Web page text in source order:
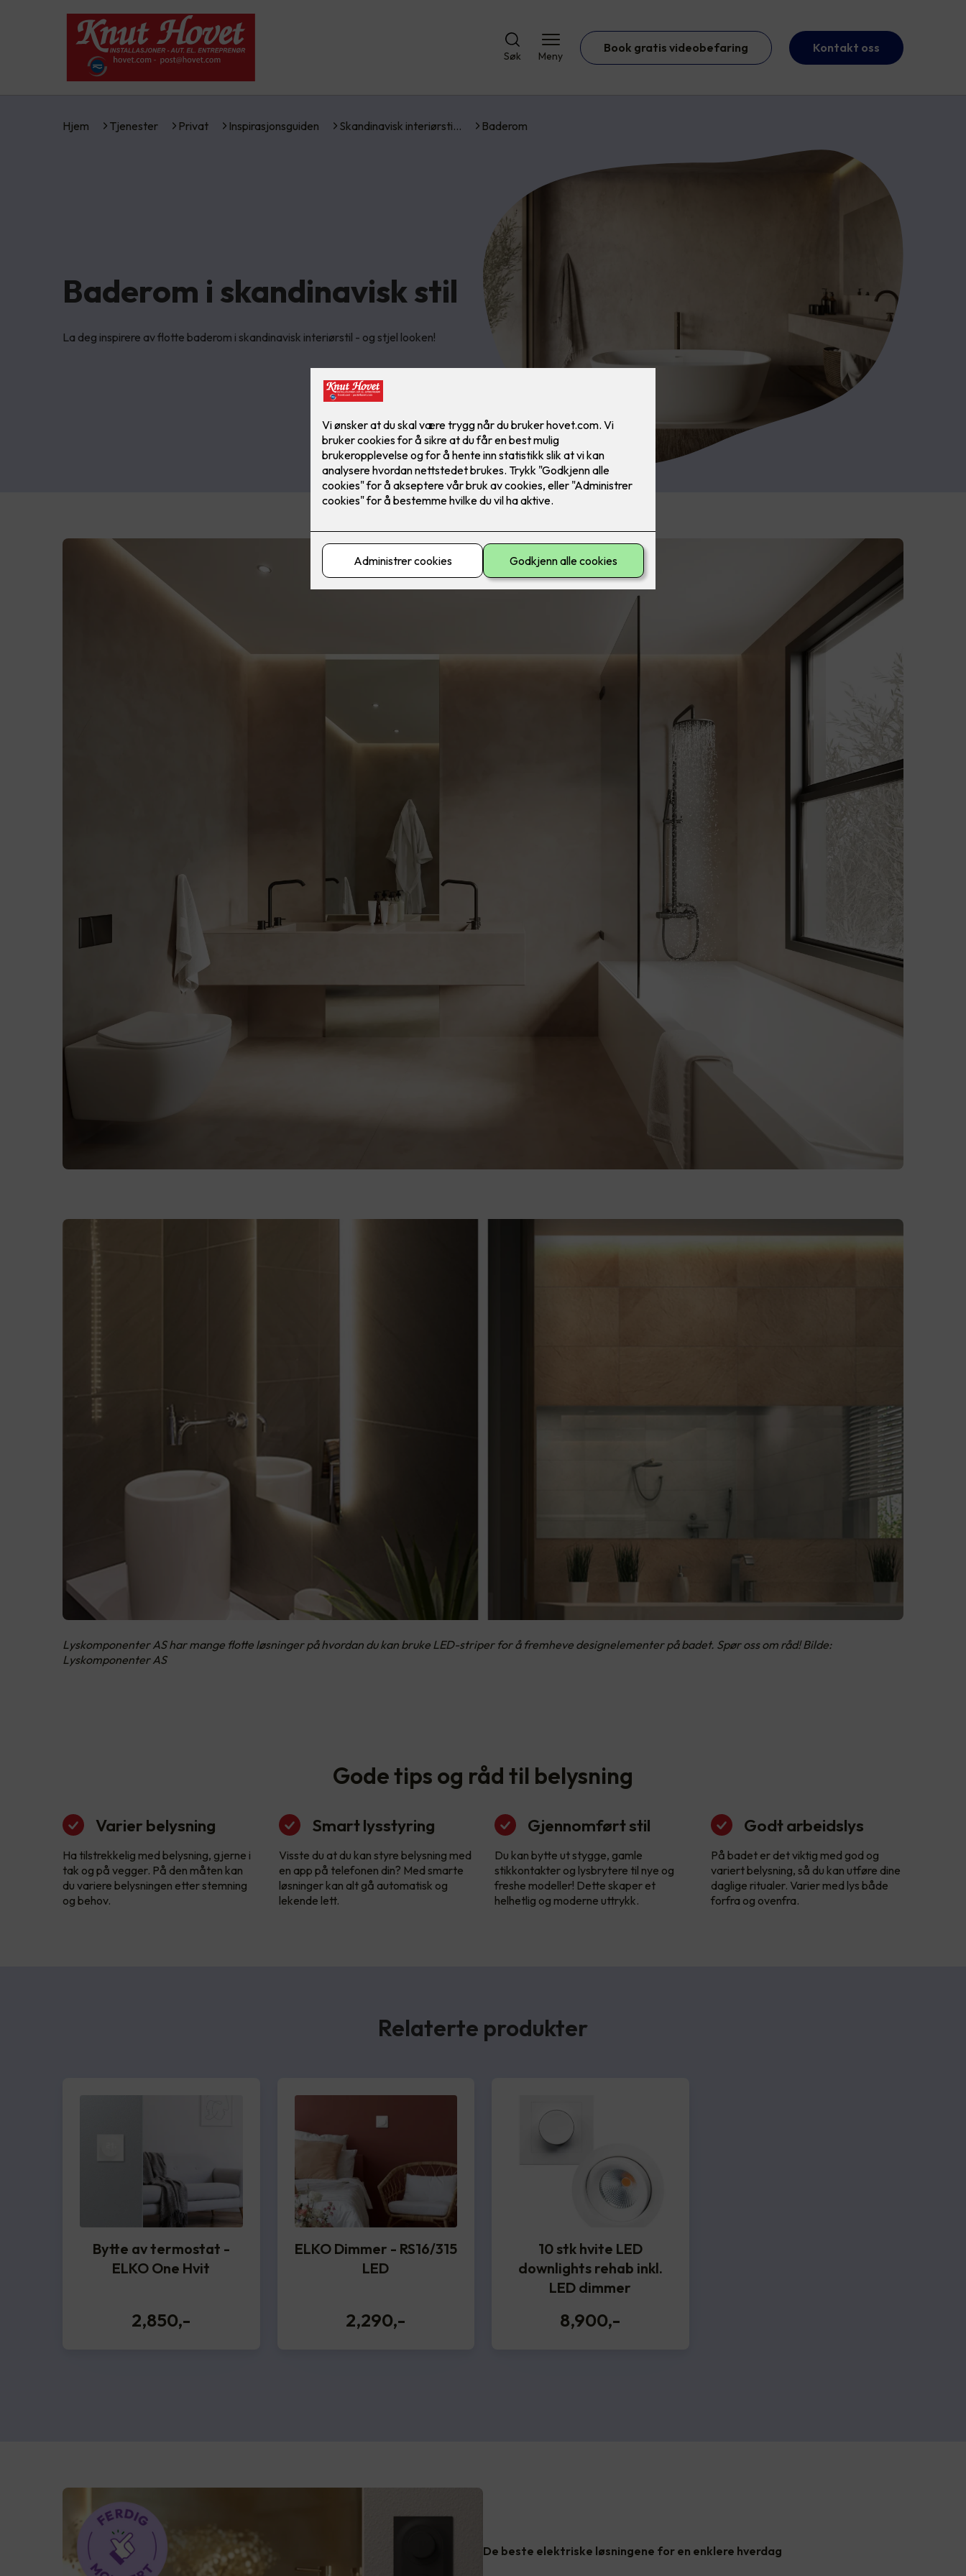
Søk Meny
Book gratis videobefaring Kontakt oss
Hjem Tjenester Privat Inspirasjonsguiden Skandinavisk interiørsti… Baderom
Baderom i skandinavisk stil
La deg inspirere av flotte baderom i skandinavisk interiørstil - og stjel looken!
Lyskomponenter AS har mange flotte løsninger på hvordan du kan bruke LED-striper for å fremheve designelementer på badet. Spør oss om råd! Bilde:
Lyskomponenter AS
Gode tips og råd til belysning
Varier belysning
Ha tilstrekkelig med belysning, gjerne i
tak og på vegger. På den måten kan
du variere belysningen etter stemning
og behov.
Smart lysstyring
Visste du at du kan styre belysning med
en app på telefonen din? Med smarte
løsninger kan alt gå automatisk og
lekende lett.
Gjennomført stil
Du kan bytte ut stygge, gamle
stikkontakter og lysbrytere til nye og
freshe modeller! Dette skaper et
helhetlig og moderne uttrykk.
Godt arbeidslys
På badet er det viktig med god og
variert belysning, så du kan utføre dine
daglige ritualer. Varier med lys både
forfra og ovenfra.
Relaterte produkter
Bytte av termostat -
ELKO One Hvit
2,850,-
ELKO Dimmer - RS16/315
LED
2,290,-
10 stk hvite LED
downlights rehab inkl.
LED dimmer
8,900,-
De beste elektriske løsningene for en enklere hverdag